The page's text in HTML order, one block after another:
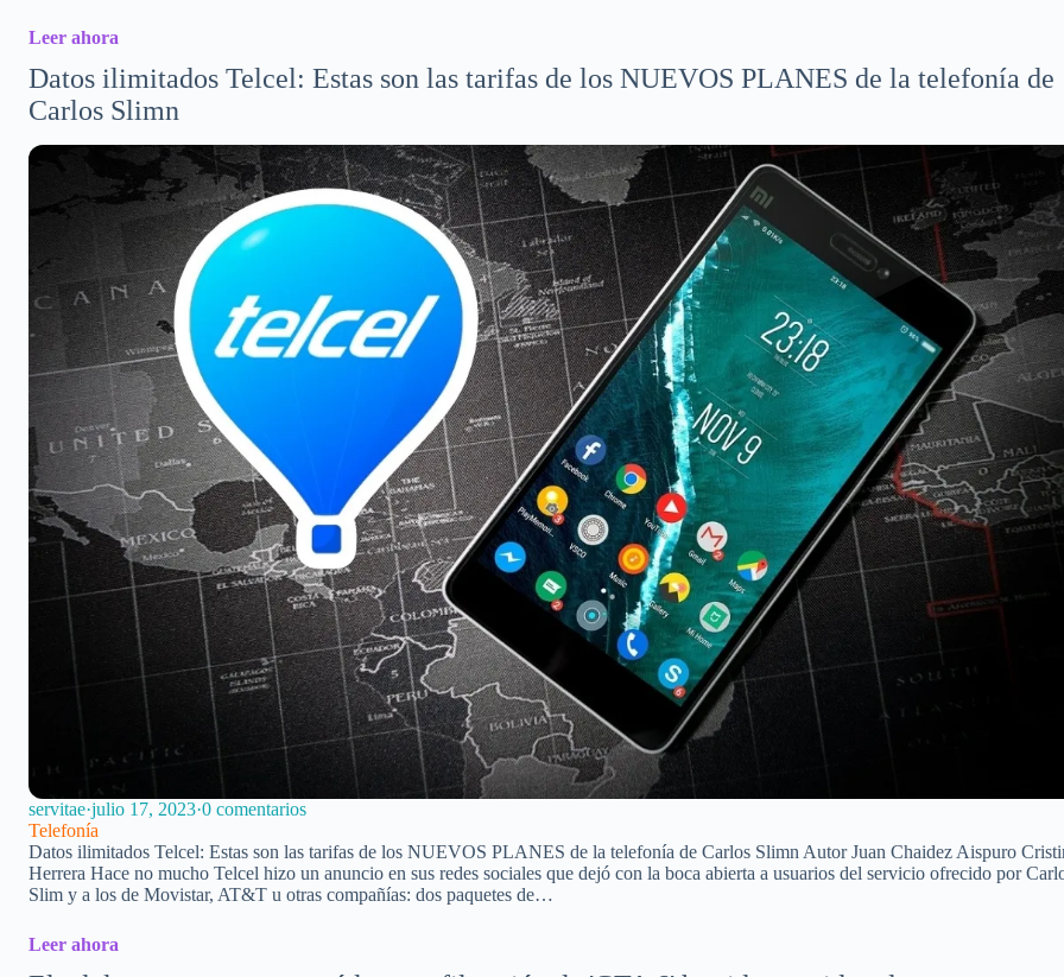
Leer ahora
Datos ilimitados Telcel: Estas son las tarifas de los NUEVOS PLANES de la telefonía de
Carlos Slimn
servitae·julio 17, 2023·0 comentarios
Telefonía
Datos ilimitados Telcel: Estas son las tarifas de los NUEVOS PLANES de la telefonía de Carlos Slimn Autor Juan Chaidez Aispuro
Herrera Hace no mucho Telcel hizo un anuncio en sus redes sociales que dejó con la boca abierta a usuarios del servicio ofrecido por
Slim y a los de Movistar, AT&T u otras compañías: dos paquetes de…
Leer ahora